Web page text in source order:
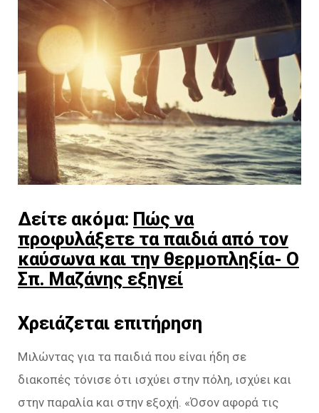
Δείτε ακόμα: Πώς να
προφυλάξετε τα παιδιά από τον
καύσωνα και την θερμοπληξία- Ο
Σπ. Μαζάνης εξηγεί
Χρειάζεται επιτήρηση
Μιλώντας για τα παιδιά που είναι ήδη σε
διακοπές τόνισε ότι ισχύει στην πόλη, ισχύει και
στην παραλία και στην εξοχή. «Όσον αφορά τις